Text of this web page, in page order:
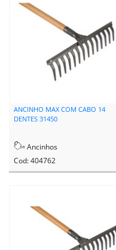
ANCINHO MAX COM CABO 14
DENTES 31450
Ancinhos
Cod: 404762